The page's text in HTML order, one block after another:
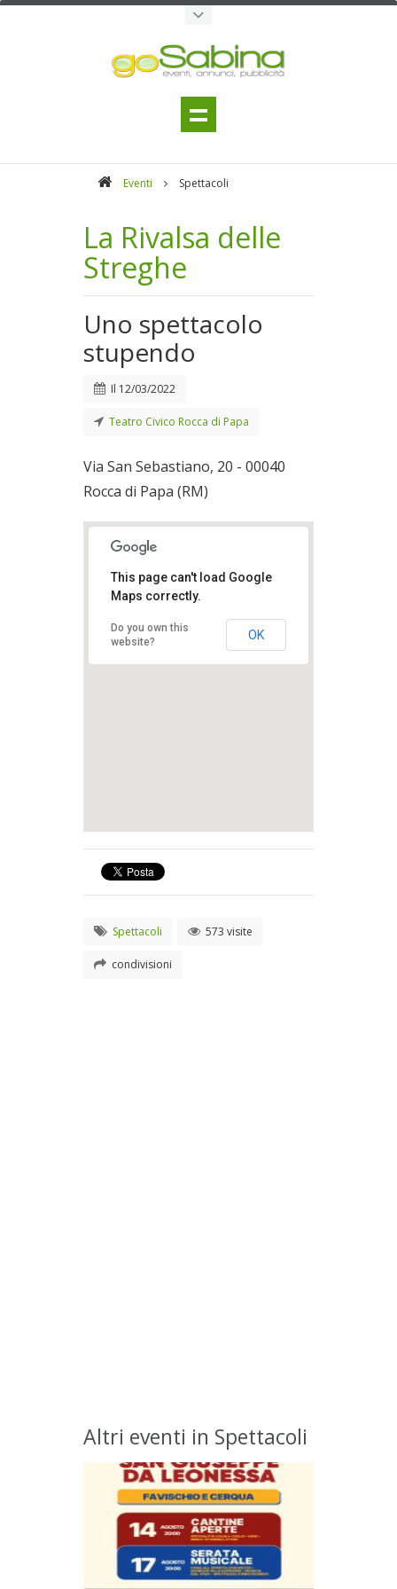
Eventi Spettacoli
La Rivalsa delle
Streghe
Uno spettacolo
stupendo
Il 12/03/2022
Teatro Civico Rocca di Papa
Via San Sebastiano, 20 - 00040
Rocca di Papa (RM)
This page can't load Google
Maps correctly.
Do you own this
website?
OK
Spettacoli 573 visite
condivisioni
Altri eventi in Spettacoli